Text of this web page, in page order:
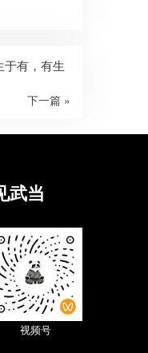
于有，有生
下一篇 »
武当
视频号